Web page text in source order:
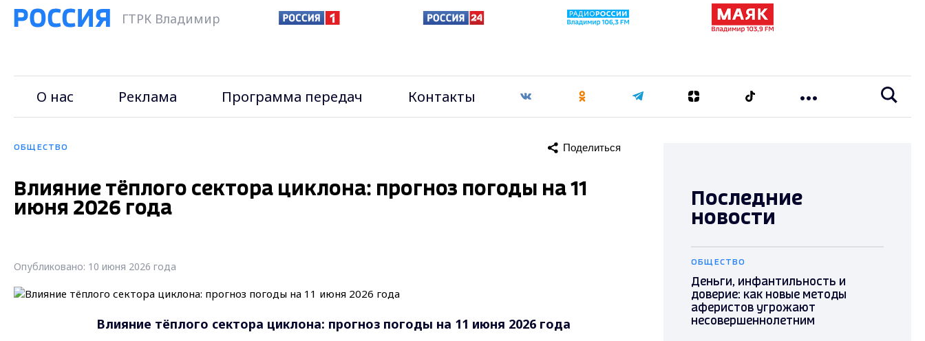
ГТРК Владимир
О нас Реклама Программа передач Контакты
ОБЩЕСТВО Поделиться
Влияние тёплого сектора циклона: прогноз погоды на 11
июня 2026 года
Опубликовано: 10 июня 2026 года
Влияние тёплого сектора циклона: прогноз погоды на 11 июня 2026 года
Последние
новости
ОБЩЕСТВО
Деньги, инфантильность и
доверие: как новые методы
аферистов угрожают
несовершеннолетним